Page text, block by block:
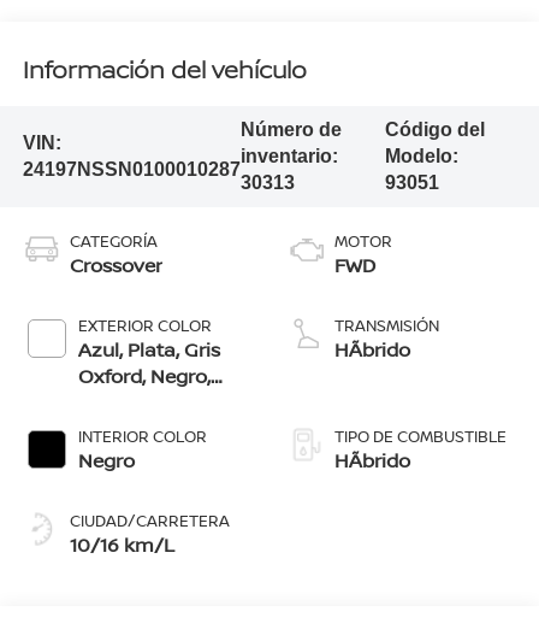
Información del vehículo
VIN:
24197NSSN0100010287
Número de
inventario:
30313
Código del
Modelo:
93051
CATEGORÍA
Crossover
EXTERIOR COLOR
Azul, Plata, Gris
Oxford, Negro,
Blanco Satinado
INTERIOR COLOR
Negro
CIUDAD/CARRETERA
10/16 km/L
MOTOR
FWD
TRANSMISIÓN
HÃ­brido
TIPO DE COMBUSTIBLE
HÃ­brido